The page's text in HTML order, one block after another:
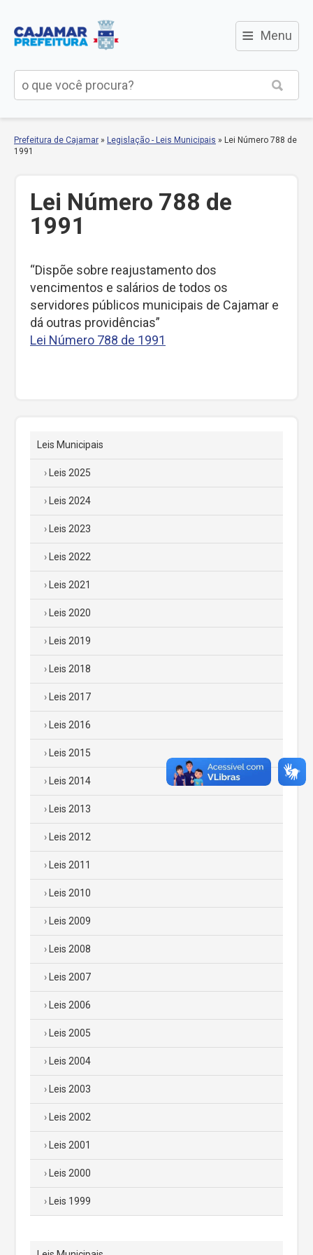
≡ Menu
Prefeitura de Cajamar » Legislação - Leis Municipais » Lei Número 788 de
1991
Lei Número 788 de
1991
“Dispõe sobre reajustamento dos
vencimentos e salários de todos os
servidores públicos municipais de Cajamar e
dá outras providências”
Lei Número 788 de 1991
Leis Municipais
Leis 2025
Leis 2024
Leis 2023
Leis 2022
Leis 2021
Leis 2020
Leis 2019
Leis 2018
Leis 2017
Leis 2016
Leis 2015
Leis 2014
Leis 2013
Leis 2012
Leis 2011
Leis 2010
Leis 2009
Leis 2008
Leis 2007
Leis 2006
Leis 2005
Leis 2004
Leis 2003
Leis 2002
Leis 2001
Leis 2000
Leis 1999